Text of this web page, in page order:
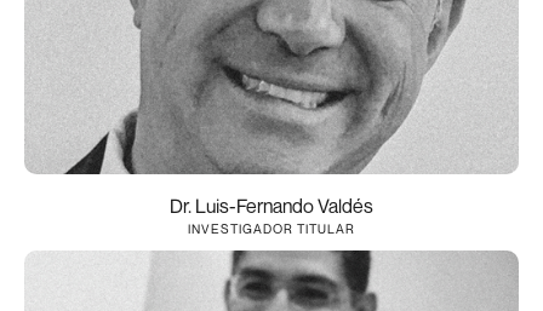
Dr. Luis-Fernando Valdés
INVESTIGADOR TITULAR